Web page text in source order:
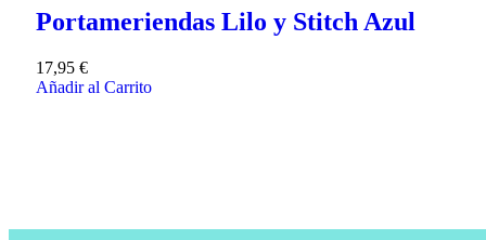
Portameriendas Lilo y Stitch Azul
17,95 €
Añadir al Carrito